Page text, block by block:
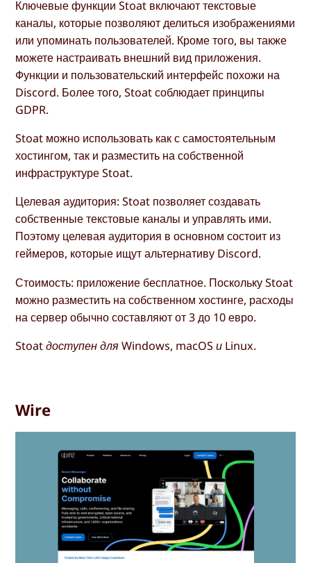
Ключевые функции Stoat включают текстовые
каналы, которые позволяют делиться изображениями
или упоминать пользователей. Кроме того, вы также
можете настраивать внешний вид приложения.
Функции и пользовательский интерфейс похожи на
Discord. Более того, Stoat соблюдает принципы
GDPR.
Stoat можно использовать как с самостоятельным
хостингом, так и разместить на собственной
инфраструктуре Stoat.
Целевая аудитория: Stoat позволяет создавать
собственные текстовые каналы и управлять ими.
Поэтому целевая аудитория в основном состоит из
геймеров, которые ищут альтернативу Discord.
Стоимость: приложение бесплатное. Поскольку Stoat
можно разместить на собственном хостинге, расходы
на сервер обычно составляют от 3 до 10 евро.
Stoat доступен для Windows, macOS и Linux.
Wire